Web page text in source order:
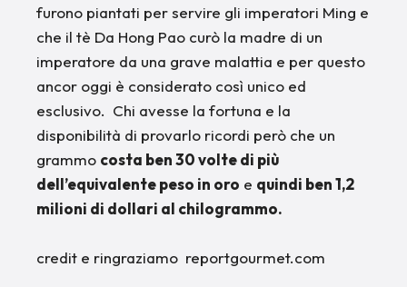
furono piantati per servire gli imperatori Ming e
che il tè Da Hong Pao curò la madre di un
imperatore da una grave malattia e per questo
ancor oggi è considerato così unico ed
esclusivo. Chi avesse la fortuna e la
disponibilità di provarlo ricordi però che un
grammo costa ben 30 volte di più
dell’equivalente peso in oro e quindi ben 1,2
milioni di dollari al chilogrammo.
credit e ringraziamo reportgourmet.com